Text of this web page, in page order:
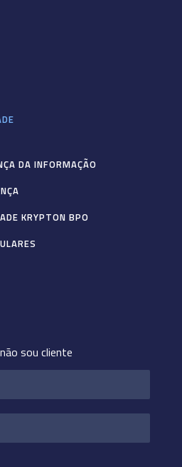
DA INFORMAÇÃO
KRYPTON BPO
sou cliente